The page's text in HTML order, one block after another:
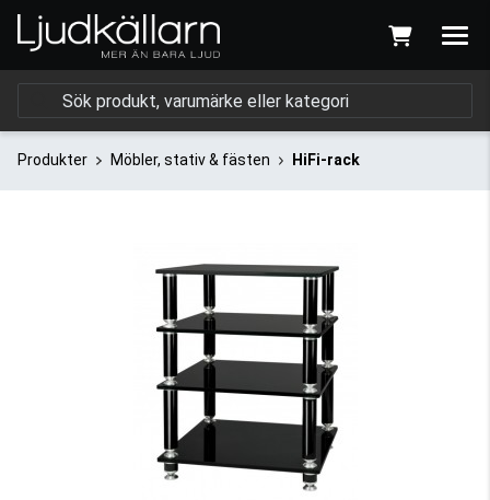
Produkter Möbler, stativ & fästen HiFi-rack